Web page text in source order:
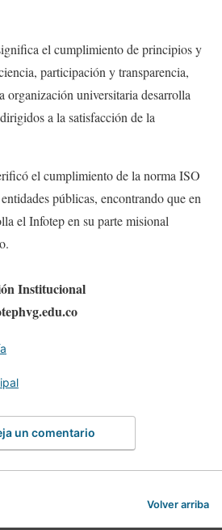
el cumplimiento de principios y
participación y transparencia,
organización universitaria desarrolla
a la satisfacción de la
el cumplimiento de la norma ISO
públicas, encontrando que en
el Infotep en su parte misional
Institucional
un comentario
Volver arriba